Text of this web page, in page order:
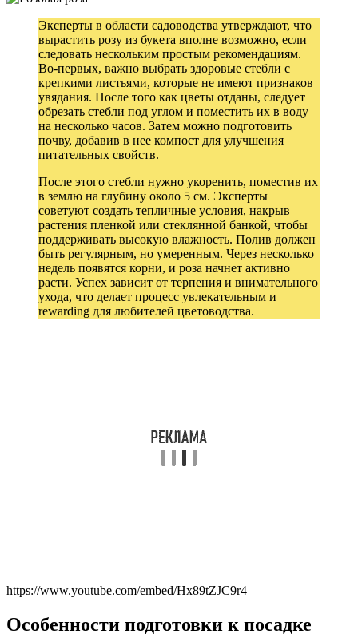
Эксперты в области садоводства утверждают, что
вырастить розу из букета вполне возможно, если
следовать нескольким простым рекомендациям.
Во-первых, важно выбрать здоровые стебли с
крепкими листьями, которые не имеют признаков
увядания. После того как цветы отданы, следует
обрезать стебли под углом и поместить их в воду
на несколько часов. Затем можно подготовить
почву, добавив в нее компост для улучшения
питательных свойств.
После этого стебли нужно укоренить, поместив их
в землю на глубину около 5 см. Эксперты
советуют создать тепличные условия, накрыв
растения пленкой или стеклянной банкой, чтобы
поддерживать высокую влажность. Полив должен
быть регулярным, но умеренным. Через несколько
недель появятся корни, и роза начнет активно
расти. Успех зависит от терпения и внимательного
ухода, что делает процесс увлекательным и
rewarding для любителей цветоводства.
https://www.youtube.com/embed/Hx89tZJC9r4
Особенности подготовки к посадке